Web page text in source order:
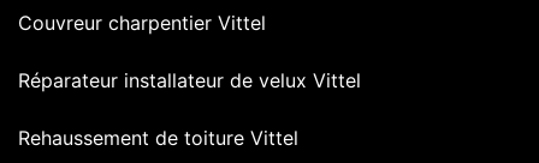
Couvreur charpentier Vittel
Réparateur installateur de velux Vittel
Rehaussement de toiture Vittel